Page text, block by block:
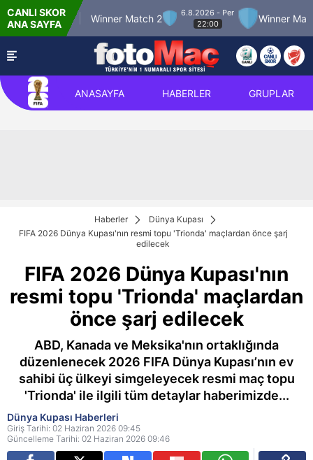
CANLI SKOR
ANA SAYFA
Match 12 Winner Match 2
6.8.2026 - Per
22:00
Winner Match 3
ANASAYFA HABERLER GRUPLAR
Haberler
Dünya Kupası
FIFA 2026 Dünya Kupası'nın resmi topu 'Trionda' maçlardan önce şarj
edilecek
FIFA 2026 Dünya Kupası'nın
resmi topu 'Trionda' maçlardan
önce şarj edilecek
ABD, Kanada ve Meksika'nın ortaklığında
düzenlenecek 2026 FIFA Dünya Kupası’nın ev
sahibi üç ülkeyi simgeleyecek resmi maç topu
'Trionda' ile ilgili tüm detaylar haberimizde...
Dünya Kupası Haberleri
Giriş Tarihi: 02 Haziran 2026 09:45
Güncelleme Tarihi: 02 Haziran 2026 09:46